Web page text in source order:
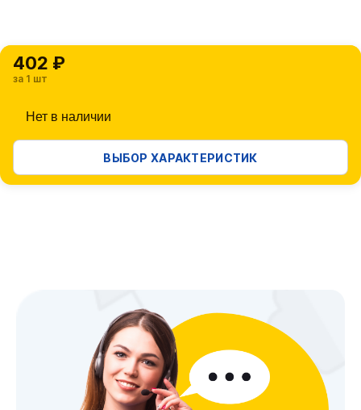
402 ₽
за 1 шт
Нет в наличии
ВЫБОР ХАРАКТЕРИСТИК